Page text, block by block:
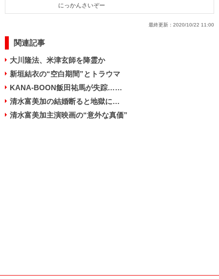
にっかんさいぞー
最終更新： 2020/10/22 11:00
関連記事
大川隆法、米津玄師を降霊か
新垣結衣の“空白期間”とトラウマ
KANA-BOON飯田祐馬が失踪……
清水富美加の結婚断ると地獄に…
清水富美加主演映画の“意外な真価”